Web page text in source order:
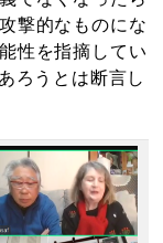
撃的なものにな
性を指摘してい
ろうとは断言し